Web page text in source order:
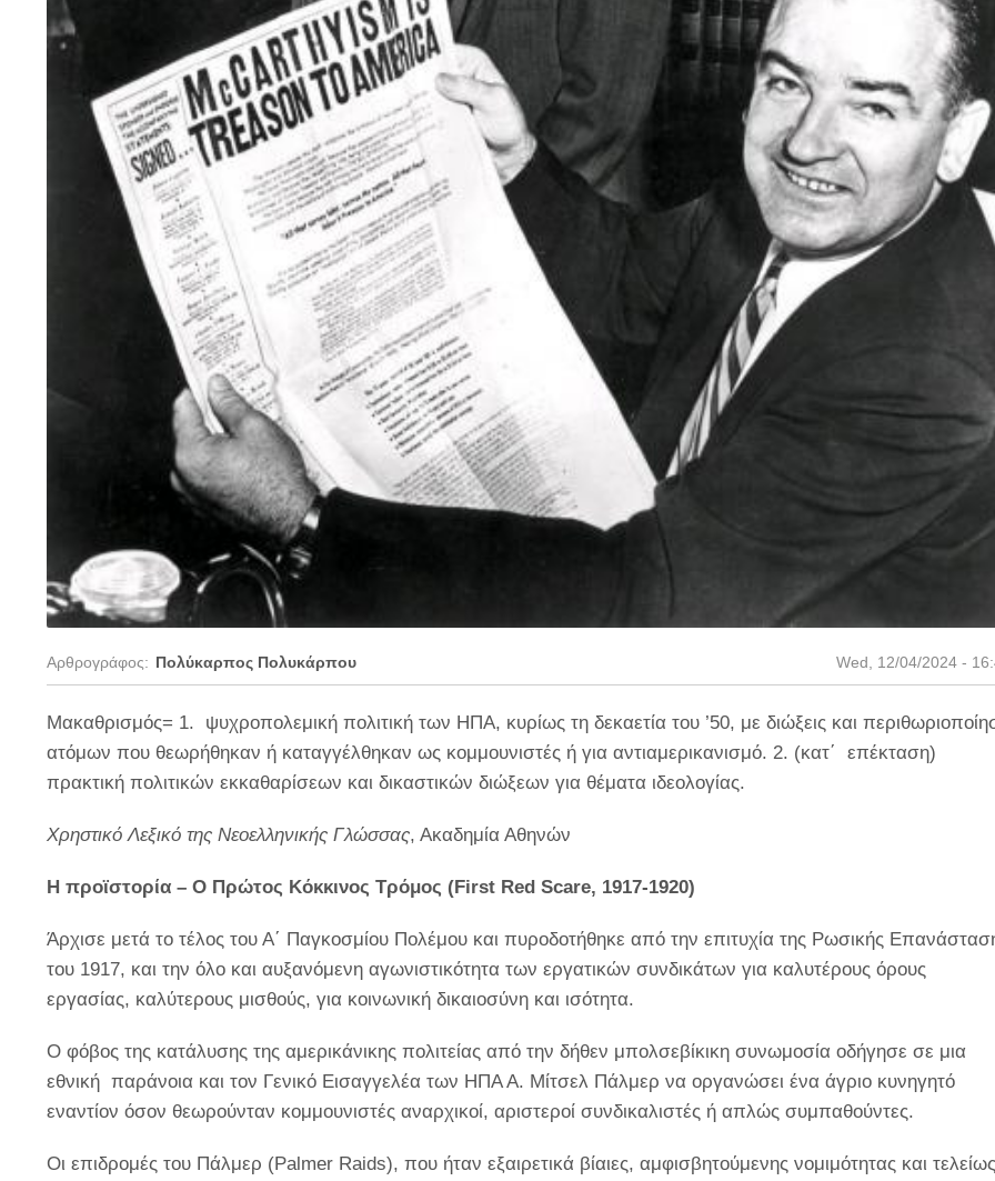
Αρθρογράφος: Πολύκαρπος Πολυκάρπου Wed, 12/04/2024 -
Μακαθρισμός= 1. ψυχροπολεμική πολιτική των ΗΠΑ, κυρίως τη δεκαετία του ’50, με διώξεις και
ατόμων που θεωρήθηκαν ή καταγγέλθηκαν ως κομμουνιστές ή για αντιαμερικανισμό. 2. (κατ΄ επέκταση)
πρακτική πολιτικών εκκαθαρίσεων και δικαστικών διώξεων για θέματα ιδεολογίας.
Χρηστικό Λεξικό της Νεοελληνικής Γλώσσας, Ακαδημία Αθηνών
Η προϊστορία – Ο Πρώτος Κόκκινος Τρόμος (First Red Scare, 1917-1920)
Άρχισε μετά το τέλος του Α΄ Παγκοσμίου Πολέμου και πυροδοτήθηκε από την επιτυχία της Ρωσικής
του 1917, και την όλο και αυξανόμενη αγωνιστικότητα των εργατικών συνδικάτων για καλυτέρους όρους
εργασίας, καλύτερους μισθούς, για κοινωνική δικαιοσύνη και ισότητα.
Ο φόβος της κατάλυσης της αμερικάνικης πολιτείας από την δήθεν μπολσεβίκικη συνωμοσία οδήγησε σε μια
εθνική παράνοια και τον Γενικό Εισαγγελέα των ΗΠΑ Α. Μίτσελ Πάλμερ να οργανώσει ένα άγριο κυνηγητό
εναντίον όσον θεωρούνταν κομμουνιστές αναρχικοί, αριστεροί συνδικαλιστές ή απλώς συμπαθούντες.
Οι επιδρομές του Πάλμερ (Palmer Raids), που ήταν εξαιρετικά βίαιες, αμφισβητούμενης νομιμότητας και τελείως